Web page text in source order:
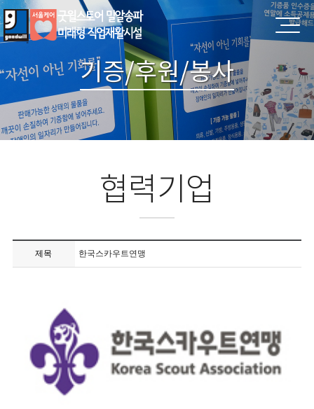
기증/후원/봉사
협력기업
제목 한국스카우트연맹